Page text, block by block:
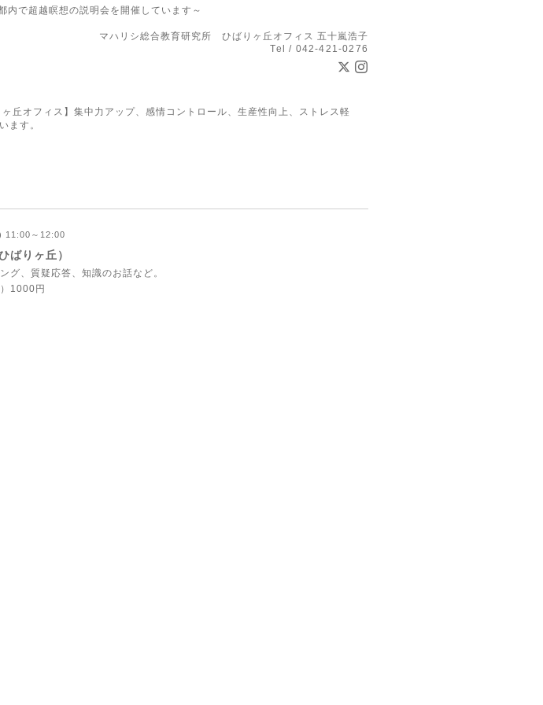
で超越瞑想の説明会を開催しています～
マハリシ総合教育研究所 ひばりヶ丘オフィス 五十嵐浩子
Tel / 042-421-0276
丘オフィス】集中力アップ、感情コントロール、生産性向上、ストレス軽
ます。
11:00～12:00
ばりヶ丘）
グ、質疑応答、知識のお話など。
1000円